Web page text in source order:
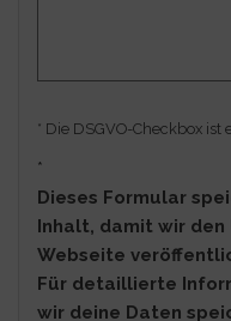
* Die DSGVO-Checkbox ist
*
Dieses Formular
Inhalt, damit wir
Webseite
Für detaillierte
wir deine Daten